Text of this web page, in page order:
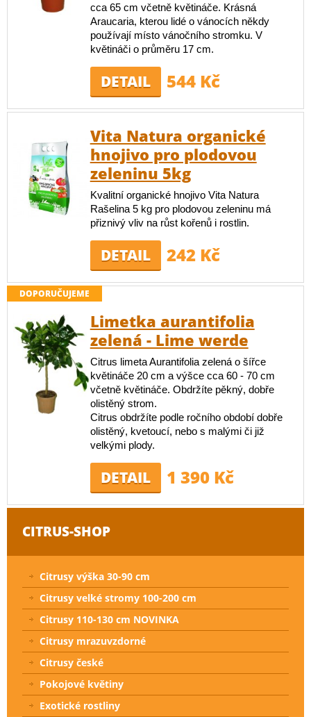
cca 65 cm včetně květináče. Krásná
Araucaria, kterou lidé o vánocích někdy
používají místo vánočního stromku. V
květináči o průměru 17 cm.
DETAIL 544 Kč
Vita Natura organické
hnojivo pro plodovou
zeleninu 5kg
Kvalitní organické hnojivo Vita Natura
Rašelina 5 kg pro plodovou zeleninu má
přiznivý vliv na růst kořenů i rostlin.
DETAIL 242 Kč
DOPORUČUJEME
Limetka aurantifolia
zelená - Lime werde
Citrus limeta Aurantifolia zelená o šířce
květináče 20 cm a výšce cca 60 - 70 cm
včetně květináče. Obdržíte pěkný, dobře
olistěný strom.
Citrus obdržíte podle ročního období dobře
olistěný, kvetoucí, nebo s malými či již
velkými plody.
DETAIL 1 390 Kč
CITRUS-SHOP
Citrusy výška 30-90 cm
Citrusy velké stromy 100-200 cm
Citrusy 110-130 cm NOVINKA
Citrusy mrazuvzdorné
Citrusy české
Pokojové květiny
Exotické rostliny